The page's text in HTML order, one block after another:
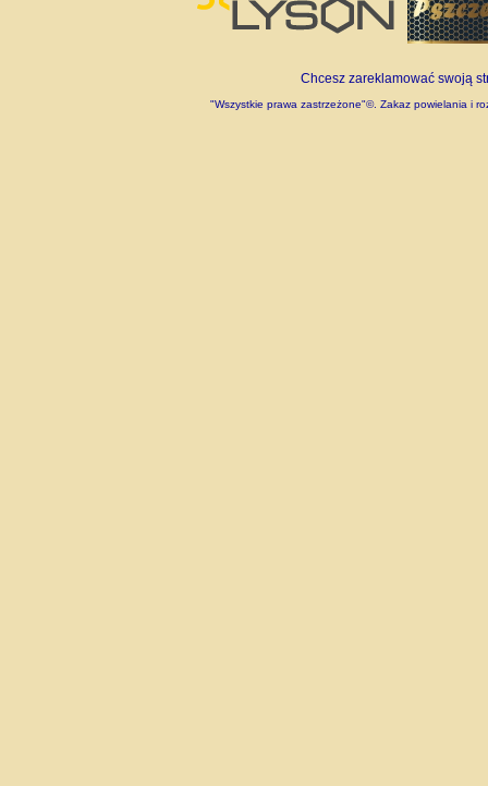
Chcesz zareklamować swoją
"Wszystkie prawa zastrzeżone"©. Zakaz powielania i